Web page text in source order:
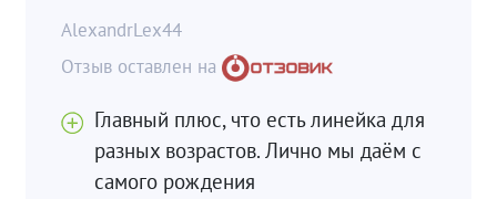
AlexandrLex44
Главный плюс, что есть линейка для
разных возрастов. Лично мы даём с
самого рождения